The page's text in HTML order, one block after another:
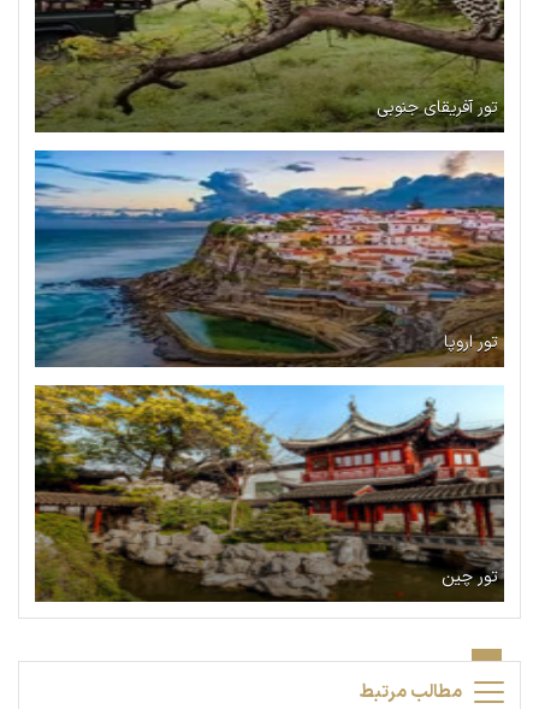
تور آفریقای جنوبی
تور اروپا
تور چین
مطالب مرتبط